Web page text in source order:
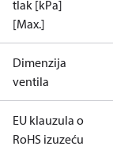
tlak [kPa]
[Max.]
Dimenzija
ventila
EU klauzula o
RoHS izuzeću